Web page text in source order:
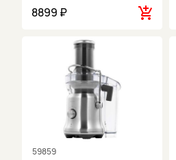
8899 ₽
59859